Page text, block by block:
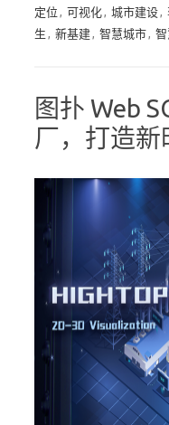
定位 , 可视化, 城市建设,
生 , 新基建, 智慧城市,
图扑 Web
厂，打造新